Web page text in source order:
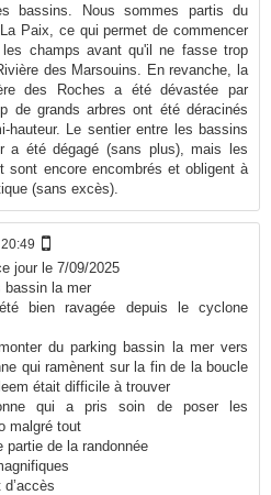
bassins. Nous sommes partis du
Paix, ce qui permet de commencer
champs avant qu'il ne fasse trop
des Marsouins. En revanche, la
des Roches a été dévastée par
de grands arbres ont été déracinés
hauteur. Le sentier entre les bassins
a été dégagé (sans plus), mais les
sont encore encombrés et obligent à
(sans excès).
jour le 7/09/2025
bassin la mer
bien ravagée depuis le cyclone
du parking bassin la mer vers
qui ramènent sur la fin de la boucle
était difficile à trouver
qui a pris soin de poser les
malgré tout
partie de la randonnée